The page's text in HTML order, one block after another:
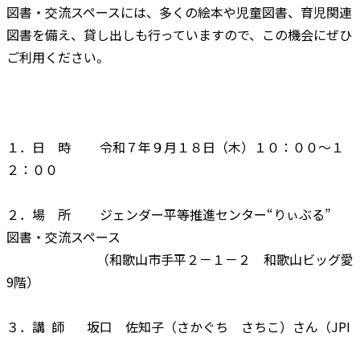
図書・交流スペースには、多くの絵本や児童図書、育児関連
図書を備え、貸し出しも行っていますので、この機会にぜひ
ご利用ください。
１．日 時 令和７年９月１８日（木）１０：００～１
２：００
２．場 所 ジェンダー平等推進センター“りぃぶる”
図書・交流スペース
（和歌山市手平２－１－２ 和歌山ビッグ愛
9階）
３．講 師 坂口 佐知子（さかぐち さちこ）さん（JPI